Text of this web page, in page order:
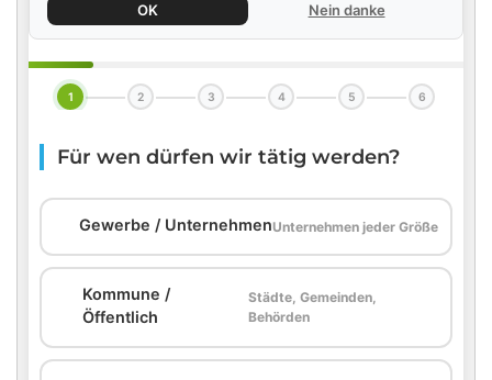
OK
Nein danke
1 2 3 4 5 6
Für wen dürfen wir tätig werden?
Gewerbe / UnternehmenUnternehmen jeder Größe
Kommune /
Öffentlich
Städte, Gemeinden,
Behörden